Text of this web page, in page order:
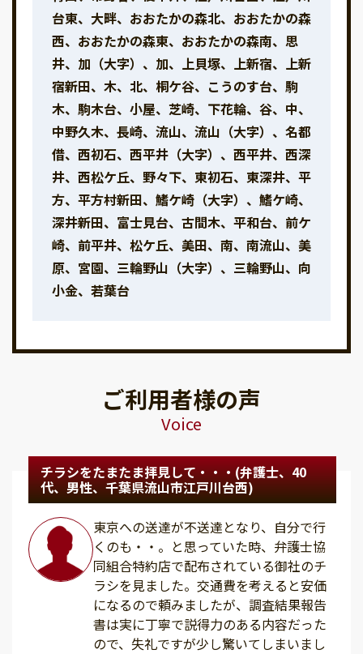
台東、大畔、おおたかの森北、おおたかの森
西、おおたかの森東、おおたかの森南、思
井、加（大字）、加、上貝塚、上新宿、上新
宿新田、木、北、桐ケ谷、こうのす台、駒
木、駒木台、小屋、芝崎、下花輪、谷、中、
中野久木、長崎、流山、流山（大字）、名都
借、西初石、西平井（大字）、西平井、西深
井、西松ケ丘、野々下、東初石、東深井、平
方、平方村新田、鰭ケ崎（大字）、鰭ケ崎、
深井新田、富士見台、古間木、平和台、前ケ
崎、前平井、松ケ丘、美田、南、南流山、美
原、宮園、三輪野山（大字）、三輪野山、向
小金、若葉台
ご利用者様の声
Voice
チラシをたまたま拝見して・・・(弁護士、40
代、男性、千葉県流山市江戸川台西)
東京への送達が不送達となり、自分で行
くのも・・。と思っていた時、弁護士協
同組合特約店で配布されている御社のチ
ラシを見ました。交通費を考えると安価
になるので頼みましたが、調査結果報告
書は実に丁寧で説得力のある内容だった
ので、失礼ですが少し驚いてしまいまし